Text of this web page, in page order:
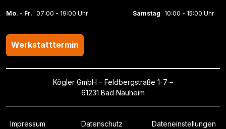
Werkstatttermin
Mo. - Fr. 07:00 - 19:00 Uhr Samstag 10:00 - 15:00 Uhr
Kögler GmbH – Feldbergstraße 1-7 –
61231 Bad Nauheim
Impressum Datenschutz Dateneinstellungen